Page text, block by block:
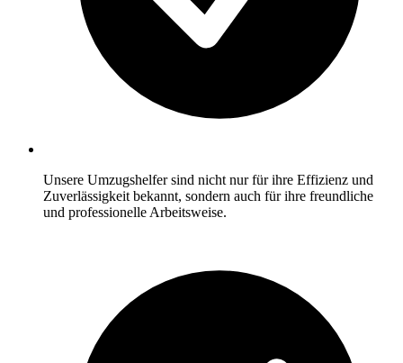
Unsere Umzugshelfer sind nicht nur für ihre Effizienz und
Zuverlässigkeit bekannt, sondern auch für ihre freundliche
und professionelle Arbeitsweise.